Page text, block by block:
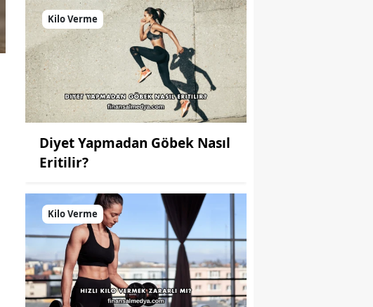
Kilo Verme
Diyet Yapmadan Göbek Nasıl
Eritilir?
Kilo Verme